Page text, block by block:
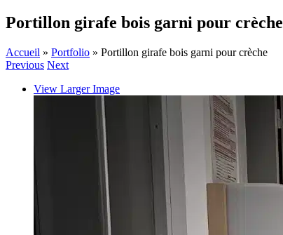
Portillon girafe bois garni pour crèche
Accueil » Portfolio » Portillon girafe bois garni pour crèche
Previous Next
View Larger Image